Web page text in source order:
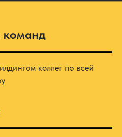
команд
коллег по всей